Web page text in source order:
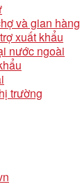
và gian hàng
xuất khẩu
nước ngoài
trường